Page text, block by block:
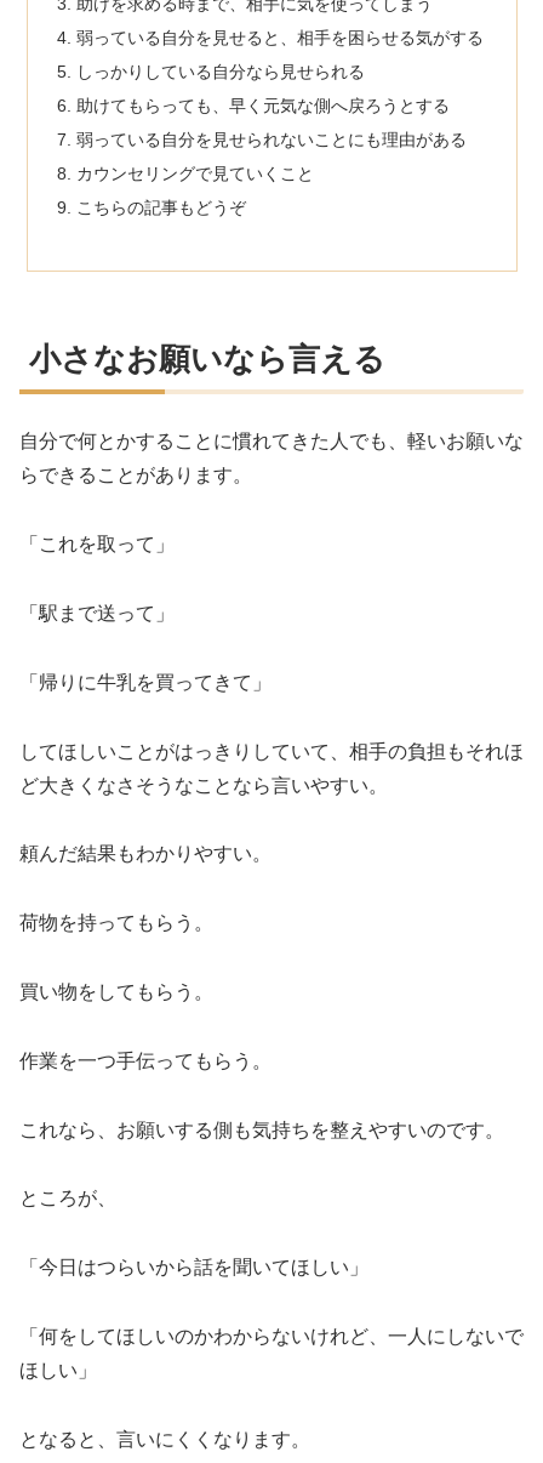
助けを求める時まで、相手に気を使ってしまう
弱っている自分を見せると、相手を困らせる気がする
しっかりしている自分なら見せられる
助けてもらっても、早く元気な側へ戻ろうとする
弱っている自分を見せられないことにも理由がある
カウンセリングで見ていくこと
こちらの記事もどうぞ
小さなお願いなら言える
自分で何とかすることに慣れてきた人でも、軽いお願いな
らできることがあります。
「これを取って」
「駅まで送って」
「帰りに牛乳を買ってきて」
してほしいことがはっきりしていて、相手の負担もそれほ
ど大きくなさそうなことなら言いやすい。
頼んだ結果もわかりやすい。
荷物を持ってもらう。
買い物をしてもらう。
作業を一つ手伝ってもらう。
これなら、お願いする側も気持ちを整えやすいのです。
ところが、
「今日はつらいから話を聞いてほしい」
「何をしてほしいのかわからないけれど、一人にしないで
ほしい」
となると、言いにくくなります。